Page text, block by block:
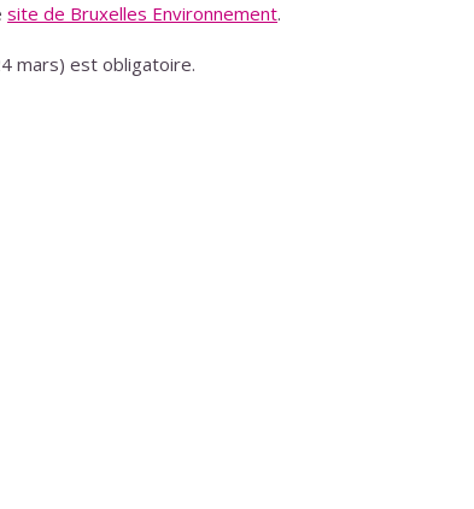
site de Bruxelles Environnement.
mars) est obligatoire.